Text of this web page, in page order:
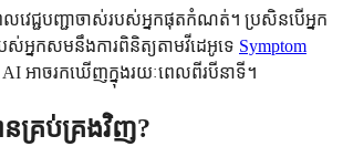
េលវេជ្ជបញ្ជាចាស់របស់អ្នកផុតកំណត់។ ប្រសិនបើអ្នក
ស់អ្នកសមនឹងការពិនិត្យតាមវីដេអូទេ Symptom
អាចរកឃើញក្នុងរយៈពេលពីរបីនាទី។
នគ្រប់គ្រងវិញ?